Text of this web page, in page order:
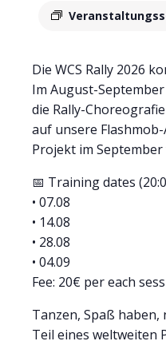
Die WCS Rally 2026
Im August-
die Rally-
auf unsere
Projekt im September
📅 Training dates
• 07.08
• 14.08
• 28.08
• 04.09
Fee: 20€ per each
Tanzen, Spaß
Teil eines weltweiten